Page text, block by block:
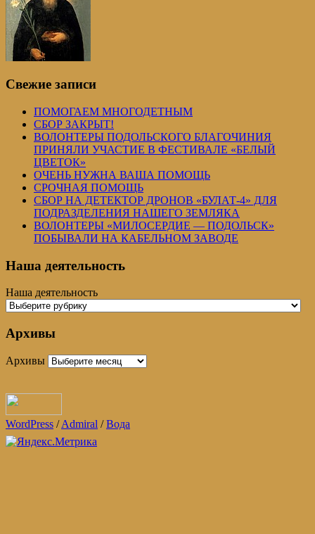
Свежие записи
ПОМОГАЕМ МНОГОДЕТНЫМ
СБОР ЗАКРЫТ!
ВОЛОНТЕРЫ ПОДОЛЬСКОГО БЛАГОЧИНИЯ
ПРИНЯЛИ УЧАСТИЕ В ФЕСТИВАЛЕ «БЕЛЫЙ
ЦВЕТОК»
ОЧЕНЬ НУЖНА ВАША ПОМОЩЬ
СРОЧНАЯ ПОМОЩЬ
СБОР НА ДЕТЕКТОР ДРОНОВ «БУЛАТ-4» ДЛЯ
ПОДРАЗДЕЛЕНИЯ НАШЕГО ЗЕМЛЯКА
ВОЛОНТЕРЫ «МИЛОСЕРДИЕ — ПОДОЛЬСК»
ПОБЫВАЛИ НА КАБЕЛЬНОМ ЗАВОДЕ
Наша деятельность
Наша деятельность
Архивы
Архивы
WordPress /Admiral /Вода